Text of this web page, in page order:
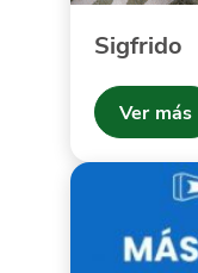
Sigfrido
Ver más